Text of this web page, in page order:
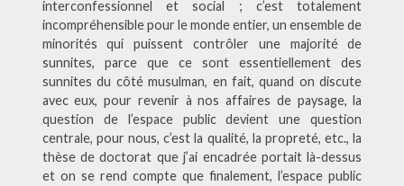
interconfessionnel et social ; c’est totalement
incompréhensible pour le monde entier, un ensemble de
minorités qui puissent contrôler une majorité de
sunnites, parce que ce sont essentiellement des
sunnites du côté musulman, en fait, quand on discute
avec eux, pour revenir à nos affaires de paysage, la
question de l’espace public devient une question
centrale, pour nous, c’est la qualité, la propreté, etc., la
thèse de doctorat que j’ai encadrée portait là-dessus
et on se rend compte que finalement, l’espace public